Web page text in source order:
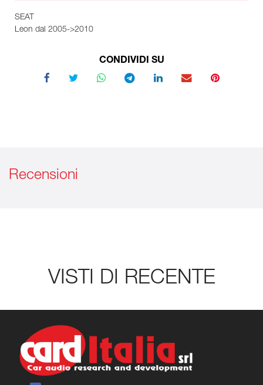
SEAT
Leon dal 2005->2010
CONDIVIDI SU
Recensioni
VISTI DI RECENTE